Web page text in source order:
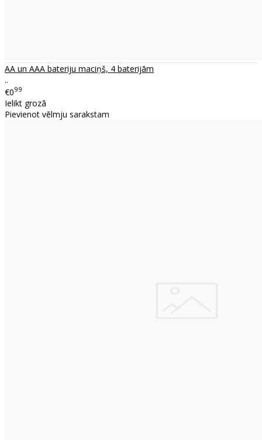
AA un AAA bateriju maciņš, 4 baterijām
..
€099
Ielikt grozā
Pievienot vēlmju sarakstam